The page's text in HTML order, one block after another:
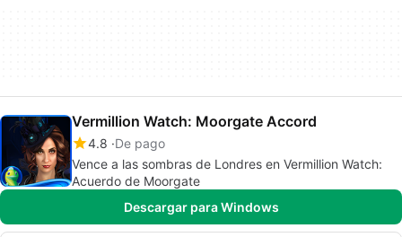
Vermillion Watch: Moorgate Accord
4.8 De pago
Vence a las sombras de Londres en Vermillion Watch:
Acuerdo de Moorgate
Descargar para Windows